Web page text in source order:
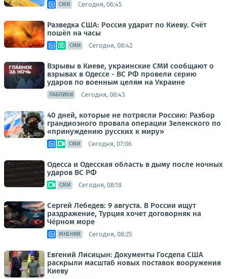
СМИ Сегодня, 06:45
Разведка США: Россия ударит по Киеву. Счёт
пошёл на часы
СМИ Сегодня, 08:42
Взрывы в Киеве, украинские СМИ сообщают о
взрывах в Одессе - ВС РФ провели серию
ударов по военным целям на Украине
ПАБЛИКИ Сегодня, 08:43
40 дней, которые не потрясли Россию: Разбор
грандиозного провала операции Зеленского по
«принуждению русских к миру»
СМИ Сегодня, 07:06
Одесса и Одесская область в дыму после ночных
ударов ВС РФ
СМИ Сегодня, 08:18
Сергей Лебедев: 9 августа. В России ищут
раздражение, Турция хочет договорняк на
Чёрном море
МНЕНИЯ Сегодня, 08:25
Евгений Лисицын: Документы Госдепа США
раскрыли масштаб новых поставок вооружения
Киеву